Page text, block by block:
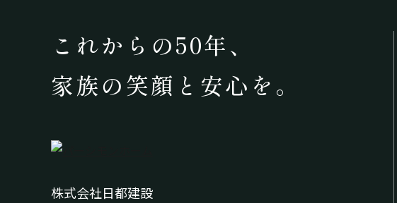
これからの50年、
家族の笑顔と安心を。
株式会社日都建設